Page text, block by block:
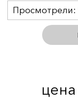
Просмотрели: